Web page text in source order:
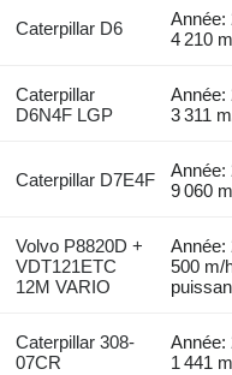
Caterpillar D6
Année:
4 210
Caterpillar
D6N4F LGP
Année:
3 311
Caterpillar D7E4F
Année:
9 060
Volvo P8820D +
VDT121ETC
12M VARIO
Année:
500 m/
Caterpillar 308-
07CR
Année:
1 441